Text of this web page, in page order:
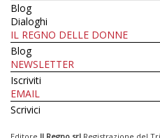
Blog
Dialoghi
IL REGNO DELLE DONNE
Blog
NEWSLETTER
Iscriviti
EMAIL
Scrivici